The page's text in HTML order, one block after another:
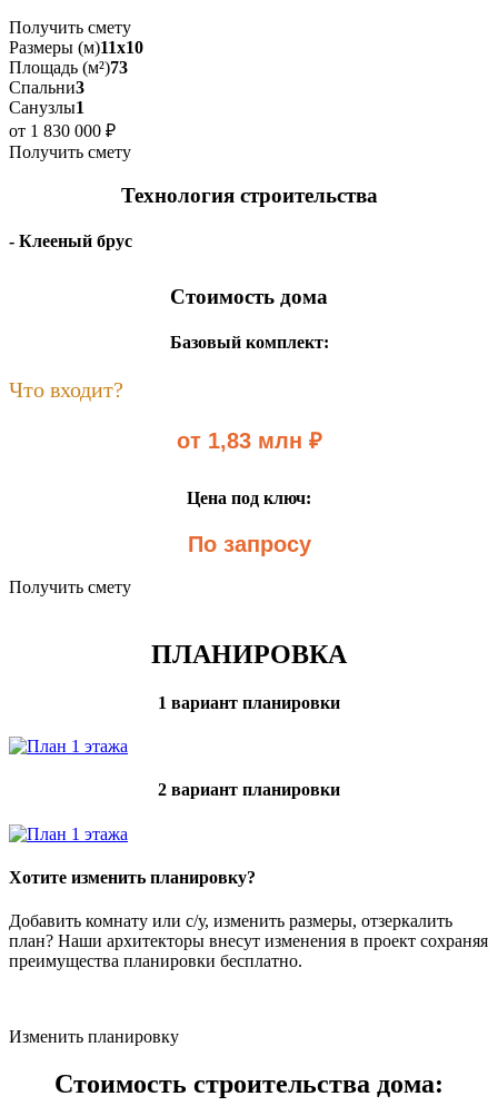
Получить смету
Размеры (м)11х10
Площадь (м²)73
Спальни3
Санузлы1
от 1 830 000 ₽
Получить смету
Технология строительства
- Клееный брус
Стоимость дома
Базовый комплект:
Что входит?
от 1,83 млн ₽
Цена под ключ:
По запросу
Получить смету
ПЛАНИРОВКА
1 вариант планировки
2 вариант планировки
Хотите изменить планировку?
Добавить комнату или с/у, изменить размеры, отзеркалить
план? Наши архитекторы внесут изменения в проект сохраняя
преимущества планировки бесплатно.
Изменить планировку
Стоимость строительства дома: